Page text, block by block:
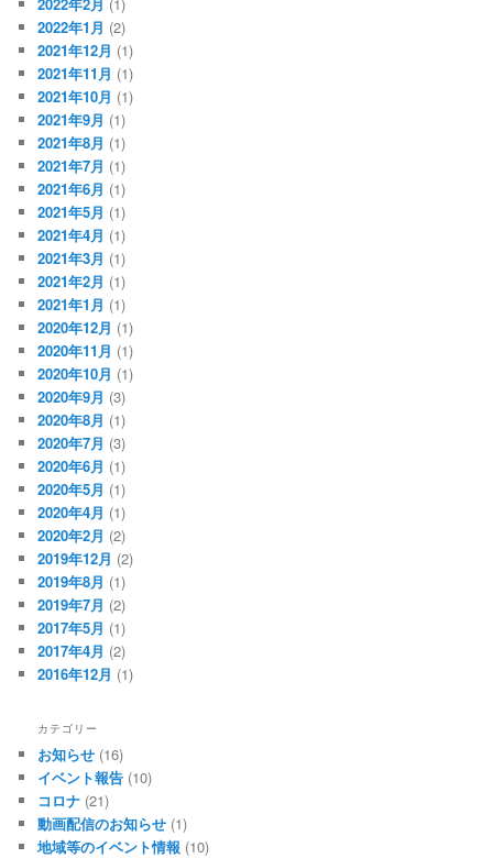
2022年1月 (2)
2021年12月 (1)
2021年11月 (1)
2021年10月 (1)
2021年9月 (1)
2021年8月 (1)
2021年7月 (1)
2021年6月 (1)
2021年5月 (1)
2021年4月 (1)
2021年3月 (1)
2021年2月 (1)
2021年1月 (1)
2020年12月 (1)
2020年11月 (1)
2020年10月 (1)
2020年9月 (3)
2020年8月 (1)
2020年7月 (3)
2020年6月 (1)
2020年5月 (1)
2020年4月 (1)
2020年2月 (2)
2019年12月 (2)
2019年8月 (1)
2019年7月 (2)
2017年5月 (1)
2017年4月 (2)
2016年12月 (1)
カテゴリー
お知らせ (16)
イベント報告 (10)
コロナ (21)
動画配信のお知らせ (1)
地域等のイベント情報 (10)